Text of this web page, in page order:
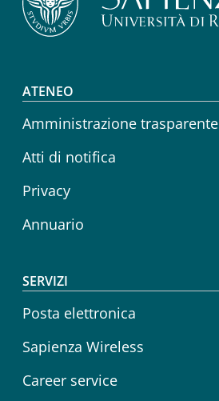
Footer menu
ATENEO
Amministrazione trasparente
Atti di notifica
Privacy
Annuario
SERVIZI
Posta elettronica
Sapienza Wireless
Career service